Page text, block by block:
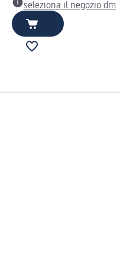
seleziona il negozio dm